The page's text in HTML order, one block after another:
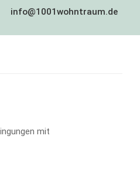
info@1001wohntraum.de
mit